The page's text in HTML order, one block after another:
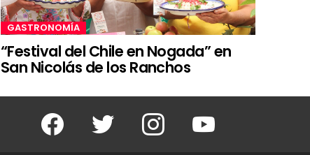
GASTRONOMÍA
“Festival del Chile en Nogada” en
San Nicolás de los Ranchos
Facebook Twitter Instagram Youtube